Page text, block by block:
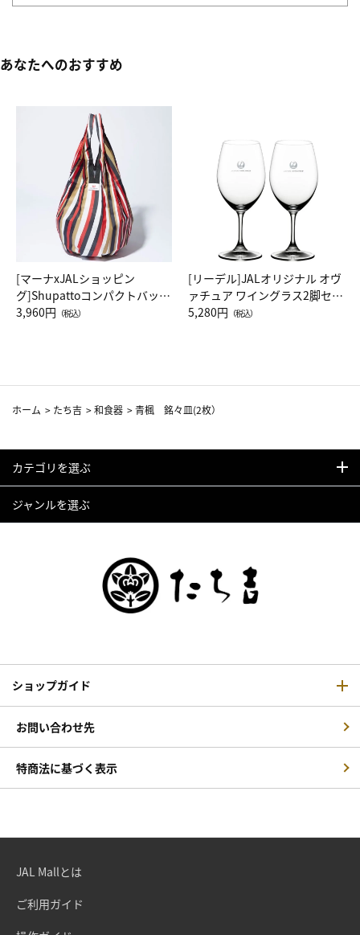
あなたへのおすすめ
[マーナxJALショッピン
グ]Shupattoコンパクトバッグ
Drop JAL客室乗務員（LC）ス
3,960円 （税込）
[リーデル]JALオリジナル オヴ
ァチュア ワイングラス2脚セッ
ト（レッドワイン）
5,280円 （税込）
ホーム > たち吉 >和食器 >青楓 銘々皿(2枚）
カテゴリを選ぶ
ジャンルを選ぶ
ショップガイド
お問い合わせ先
特商法に基づく表示
JAL Mallとは
ご利用ガイド